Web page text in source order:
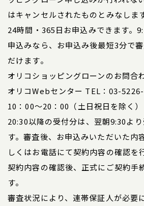
はキャンセルされたものとみなします
24時間・365日お申込みできます。
申込みなら、お申込み後最短3分で
だけます。
オリコショッピングローンのお問合
オリコWebセンター TEL：03-
10：00～20：00（土日祝日を除く）
20:30以降の受付分は、翌朝9:30よ
す。審査後、お申込みいただいた内
しくはお電話にて契約内容の確認を
契約内容の確認後、正式にご契約手
す。
審査状況により、連帯保証人が必要